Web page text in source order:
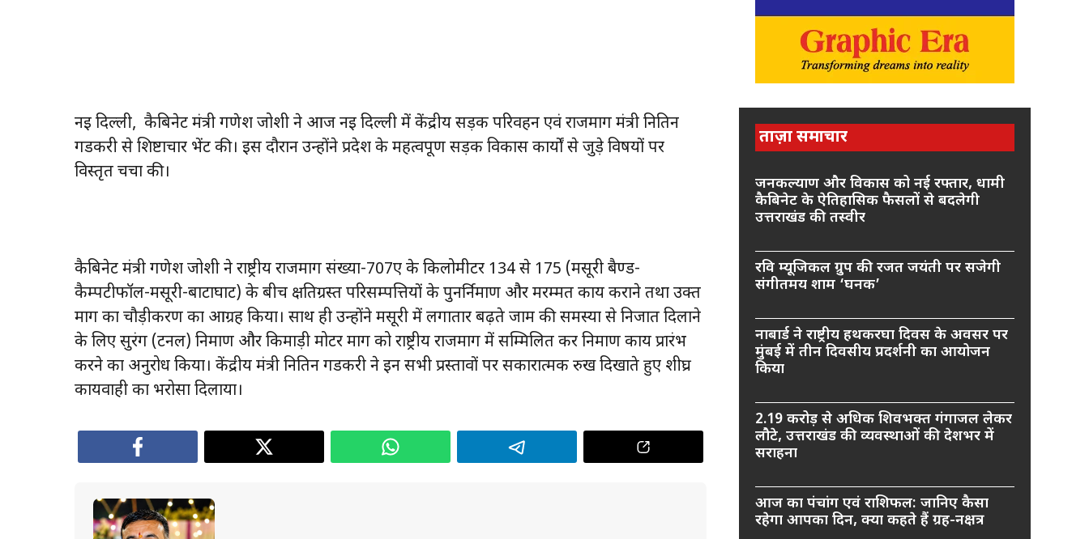
नई दिल्ली, कैबिनेट मंत्री गणेश जोशी ने आज नई दिल्ली में केंद्रीय सड़क परिवहन एवं राजमार्ग मंत्री नितिन
गडकरी से शिष्टाचार भेंट की। इस दौरान उन्होंने प्रदेश के महत्वपूर्ण सड़क विकास कार्यों से जुड़े विषयों पर
विस्तृत चर्चा की।
कैबिनेट मंत्री गणेश जोशी ने राष्ट्रीय राजमार्ग संख्या-707ए के किलोमीटर 134 से 175 (मसूरी बैण्ड-
कैम्पटीफॉल-मसूरी-बाटाघाट) के बीच क्षतिग्रस्त परिसम्पत्तियों के पुनर्निर्माण और मरम्मत कार्य कराने तथा उक्त
मार्ग का चौड़ीकरण का आग्रह किया। साथ ही उन्होंने मसूरी में लगातार बढ़ते जाम की समस्या से निजात दिलाने
के लिए सुरंग (टनल) निर्माण और किमाड़ी मोटर मार्ग को राष्ट्रीय राजमार्ग में सम्मिलित कर निर्माण कार्य प्रारंभ
करने का अनुरोध किया। केंद्रीय मंत्री नितिन गडकरी ने इन सभी प्रस्तावों पर सकारात्मक रुख दिखाते हुए शीघ्र
कार्यवाही का भरोसा दिलाया।
ताज़ा समाचार
जनकल्याण और विकास को नई रफ्तार, धामी
कैबिनेट के ऐतिहासिक फैसलों से बदलेगी
उत्तराखंड की तस्वीर
रवि म्यूजिकल ग्रुप की रजत जयंती पर सजेगी
संगीतमय शाम ‘घनक’
नाबार्ड ने राष्ट्रीय हथकरघा दिवस के अवसर पर
मुंबई में तीन दिवसीय प्रदर्शनी का आयोजन
किया
2.19 करोड़ से अधिक शिवभक्त गंगाजल लेकर
लौटे, उत्तराखंड की व्यवस्थाओं की देशभर में
सराहना
आज का पंचांग एवं राशिफल: जानिए कैसा
रहेगा आपका दिन, क्या कहते हैं ग्रह-नक्षत्र